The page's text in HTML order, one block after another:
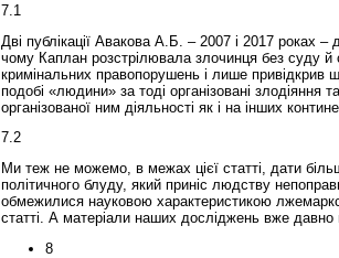
7.1
Дві публікації Авакова А.Б. – 2007 і 2017 роках –
чому Каплан розстрілювала злочинця без суду й
кримінальних правопорушень і лише привідкрив
подобі «людини» за тоді організовані злодіяння
організованої ним діяльності як і на інших
7.2
Ми теж не можемо, в межах цієї статті, дати
політичного блуду, який приніс людству
обмежилися науковою характеристикою
статті. А матеріали наших досліджень вже
8